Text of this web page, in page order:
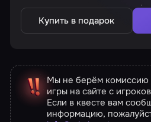
Купить в подарок
Мы не берём комиссию
игры на сайте с
Если в квесте вам
информацию,